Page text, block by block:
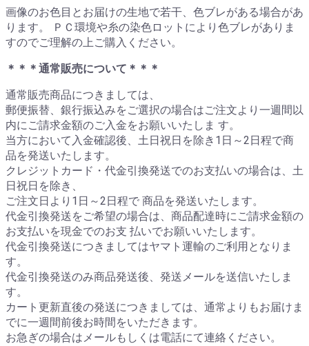
画像のお色目とお届けの生地で若干、色ブレがある場合があ
ります。 ＰＣ環境や糸の染色ロットにより色ブレがありま
すのでご理解の上ご購入ください。
＊＊＊通常販売について＊＊＊
通常販売商品につきましては、
郵便振替、銀行振込みをご選択の場合はご注文より一週間以
内にご請求金額のご入金をお願いいたしま す。
当方において入金確認後、土日祝日を除き1日～2日程で商
品を発送いたします。
クレジットカード・代金引換発送でのお支払いの場合は、土
日祝日を除き、
ご注文日より1日～2日程で 商品を発送いたします。
代金引換発送をご希望の場合は、商品配達時にご請求金額の
お支払いを現金でのお支 払いでお願いいたします。
代金引換発送につきましてはヤマト運輸のご利用となりま
す。
代金引換発送のみ商品発送後、発送メールを送信いたしま
す。
カート更新直後の発送につきましては、通常よりもお届けま
でに一週間前後お時間をいただきます。
お急ぎの場合はメールもしくは電話にて連絡ください。